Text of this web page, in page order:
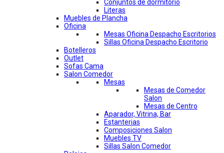
Conjuntos de dormitorio
Literas
Muebles de Plancha
Oficina
Mesas Oficina Despacho Escritorios
Sillas Oficina Despacho Escritorio
Botelleros
Outlet
Sofas Cama
Salon Comedor
Mesas
Mesas de Comedor
Salon
Mesas de Centro
Aparador, Vitrina, Bar
Estanterias
Composiciones Salon
Muebles TV
Sillas Salon Comedor